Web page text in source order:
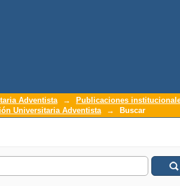
Adventista → Publicaciones
Universitaria Adventista
→ Buscar